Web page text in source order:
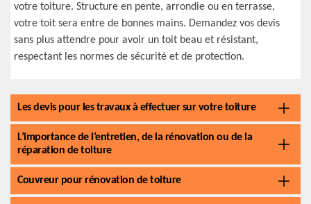
votre toiture. Structure en pente, arrondie ou en terrasse,
votre toit sera entre de bonnes mains. Demandez vos devis
sans plus attendre pour avoir un toit beau et résistant,
respectant les normes de sécurité et de protection.
Les devis pour les travaux à effectuer sur votre toiture
L’importance de l’entretien, de la rénovation ou de la
réparation de toiture
Couvreur pour rénovation de toiture